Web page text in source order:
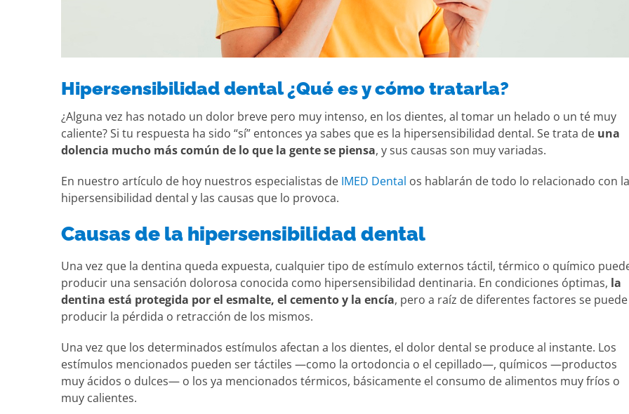
Hipersensibilidad dental ¿Qué es y cómo tratarla?
¿Alguna vez has notado un dolor breve pero muy intenso, en los dientes, al tomar un helado o un té muy
caliente? Si tu respuesta ha sido “sí” entonces ya sabes que es la hipersensibilidad dental. Se trata de una
dolencia mucho más común de lo que la gente se piensa, y sus causas son muy variadas.
En nuestro artículo de hoy nuestros especialistas de IMED Dental os hablarán de todo lo relacionado con la
hipersensibilidad dental y las causas que lo provoca.
Causas de la hipersensibilidad dental
Una vez que la dentina queda expuesta, cualquier tipo de estímulo externos táctil, térmico o químico
producir una sensación dolorosa conocida como hipersensibilidad dentinaria. En condiciones óptimas, la
dentina está protegida por el esmalte, el cemento y la encía, pero a raíz de diferentes factores se puede
producir la pérdida o retracción de los mismos.
Una vez que los determinados estímulos afectan a los dientes, el dolor dental se produce al instante. Los
estímulos mencionados pueden ser táctiles —como la ortodoncia o el cepillado—, químicos —productos
muy ácidos o dulces— o los ya mencionados térmicos, básicamente el consumo de alimentos muy fríos o
muy calientes.